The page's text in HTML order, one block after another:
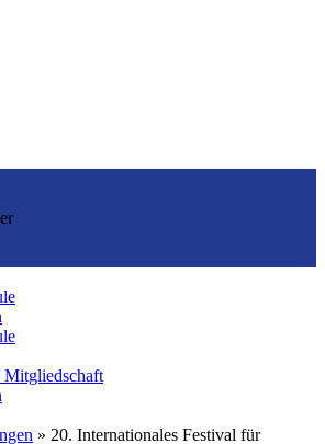
» 20. Internationales Festival für